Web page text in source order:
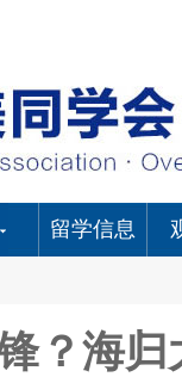
留学信息
？海